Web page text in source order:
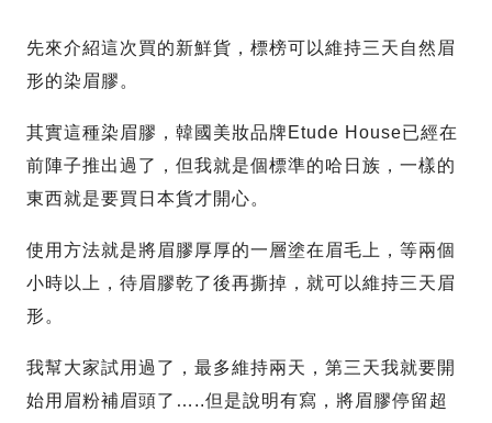
先來介紹這次買的新鮮貨，標榜可以維持三天自然眉
形的染眉膠。
其實這種染眉膠，韓國美妝品牌Etude House已經在
前陣子推出過了，但我就是個標準的哈日族，一樣的
東西就是要買日本貨才開心。
使用方法就是將眉膠厚厚的一層塗在眉毛上，等兩個
小時以上，待眉膠乾了後再撕掉，就可以維持三天眉
形。
我幫大家試用過了，最多維持兩天，第三天我就要開
始用眉粉補眉頭了…..但是說明有寫，將眉膠停留超